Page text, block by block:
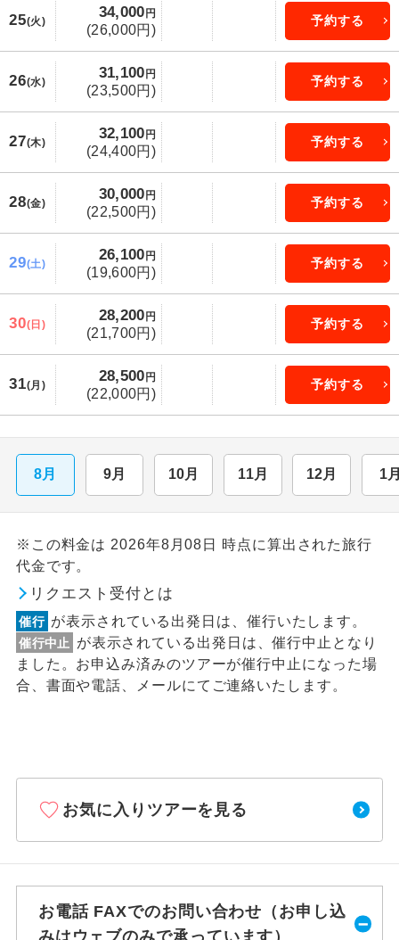
25(火)
34,000 円
(26,000円)
予約する
26(水)
31,100 円
(23,500円)
予約する
27(木)
32,100 円
(24,400円)
予約する
28(金)
30,000 円
(22,500円)
予約する
29(土)
26,100 円
(19,600円)
予約する
30(日)
28,200 円
(21,700円)
予約する
31(月)
28,500 円
(22,000円)
予約する
8月 9月 10月 11月 12月 1
※この料金は 2026年8月08日 時点に算出された旅行
代金です。
リクエスト受付とは
催行 が表示されている出発日は、催行いたします。
催行中止
が表示されている出発日は、催行中止となり
ました。お申込み済みのツアーが催行中止になった場
合、書面や電話、メールにてご連絡いたします。
お気に入りツアーを見る
お電話 FAXでのお問い合わせ（お申し込